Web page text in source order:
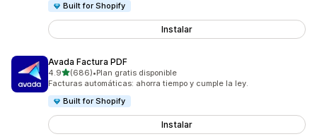
Built for Shopify
Instalar
Avada Factura PDF
4.9de 5 estrellas
(686)
686 reseñas en total
•Plan gratis disponible
Facturas automáticas: ahorra tiempo y cumple la ley.
Built for Shopify
Instalar